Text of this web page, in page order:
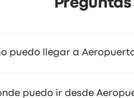
puedo llegar a
el autobús o el tren, que
puedo ir desde